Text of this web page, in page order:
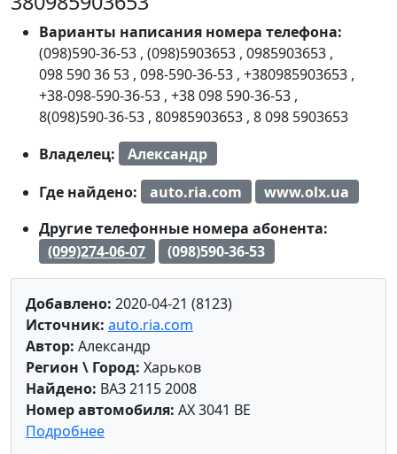
Варианты написания номера телефона:
(098)590-36-53 , (098)5903653 , 0985903653 ,
098 590 36 53 , 098-590-36-53 , +380985903653 ,
+38-098-590-36-53 , +38 098 590-36-53 ,
8(098)590-36-53 , 80985903653 , 8 098 5903653
Владелец:
Александр
Где найдено:
auto.ria.com
www.olx.ua
Другие телефонные номера абонента:
(099)274-06-07
(098)590-36-53
Добавлено: 2020-04-21 (8123)
Источник: auto.ria.com
Автор: Александр
Регион \ Город: Харьков
Найдено: ВАЗ 2115 2008
Номер автомобиля: AX 3041 BE
Подробнее